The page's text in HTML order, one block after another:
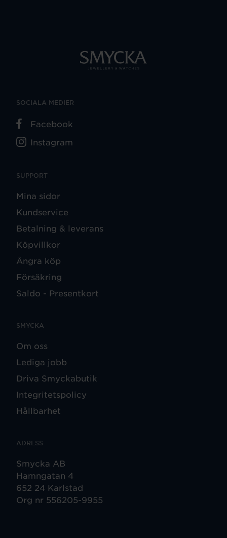
SUPPORT
Mina sidor
Kundservice
Betalning & leverans
Köpvillkor
Ångra köp
Försäkring
Saldo - Presentkort
SMYCKA
Om oss
Lediga jobb
Driva Smyckabutik
Integritetspolicy
Hållbarhet
ADRESS
Smycka AB
Hamngatan 4
652 24 Karlstad
Org nr 556205-9955
SOCIALA MEDIER
Facebook
Instagram